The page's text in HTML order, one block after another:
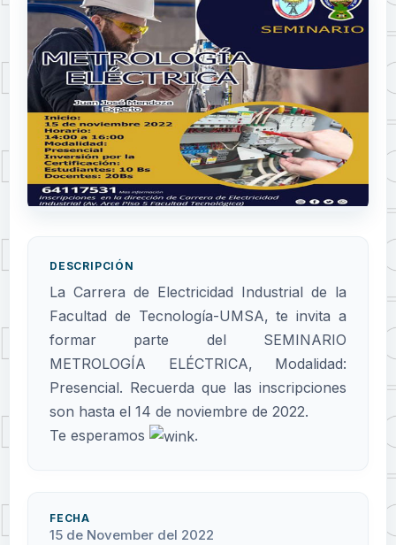
DESCRIPCIÓN
La Carrera de Electricidad Industrial de la
Facultad de Tecnología-UMSA, te invita a
formar parte del SEMINARIO
METROLOGÍA ELÉCTRICA, Modalidad:
Presencial. Recuerda que las inscripciones
son hasta el 14 de noviembre de 2022.
Te esperamos
.
FECHA
15 de November del 2022